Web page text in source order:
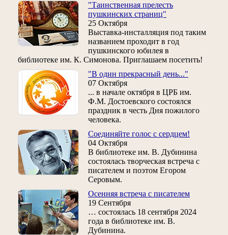
"Таинственная прелесть
пушкинских страниц"
25 Октября
Выставка-инсталляция под таким
названием проходит в год
пушкинского юбилея в
библиотеке им. К. Симонова. Приглашаем посетить!
"В один прекрасный день..."
07 Октября
... в начале октября в ЦРБ им.
Ф.М. Достоевского состоялся
праздник в честь Дня пожилого
человека.
Соединяйте голос с сердцем!
04 Октября
В библиотеке им. В. Дубинина
состоялась творческая встреча с
писателем и поэтом Егором
Серовым.
Осенняя встреча с писателем
19 Сентября
… состоялась 18 сентября 2024
года в библиотеке им. В.
Дубинина.